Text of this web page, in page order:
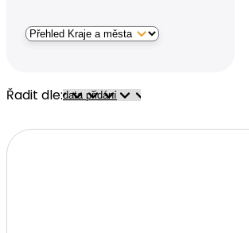
Řadit dle: